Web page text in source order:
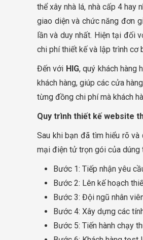
thể xây nhà lá, nhà cấp 4 hay
giao diện và chức năng đơn
lần và duy nhất. Hiện tại đối
chi phí thiết kế và lập trình cơ
Đến với HIG, quý khách hàng
khách hàng, giúp các cửa
từng đồng chi phí mà khách
Quy trình thiết kế website
Sau khi bạn đã tìm hiểu rõ
mại điện tử trọn gói của
Bước 1: Tiếp nhận yêu
Bước 2: Lên kế hoạch
Bước 3: Đội ngũ nhân
Bước 4: Xây dựng các
Bước 5: Tiến hành chạy